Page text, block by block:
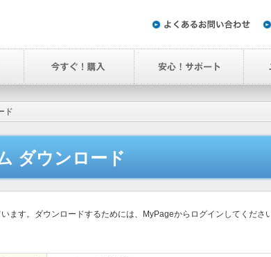
ド
ダウンロード
ます。ダウンロードするためには、MyPageからログインしてください